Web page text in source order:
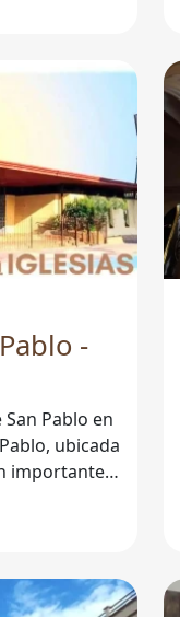
-
Pablo en
importante